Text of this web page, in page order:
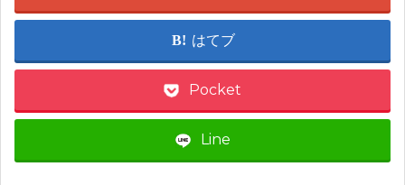
はてブ
Pocket
Line